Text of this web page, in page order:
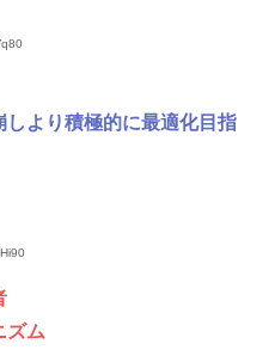
より積極的に最適化目指
ズム